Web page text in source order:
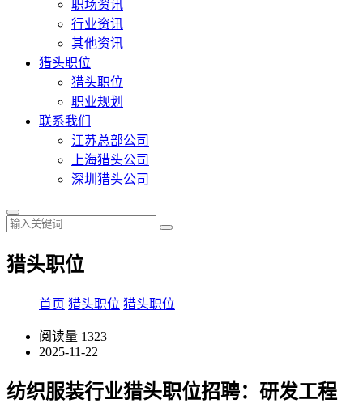
职场资讯
行业资讯
其他资讯
猎头职位
猎头职位
职业规划
联系我们
江苏总部公司
上海猎头公司
深圳猎头公司
猎头职位
首页 猎头职位 猎头职位
阅读量 1323
2025-11-22
纺织服装行业猎头职位招聘：研发工程